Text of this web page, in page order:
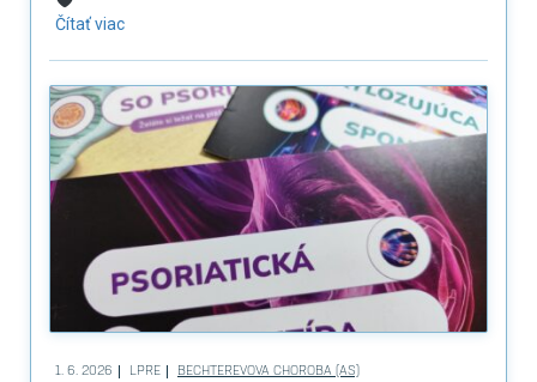
Čítať viac
1. 6. 2026 LPRE BECHTEREVOVA CHOROBA (AS)